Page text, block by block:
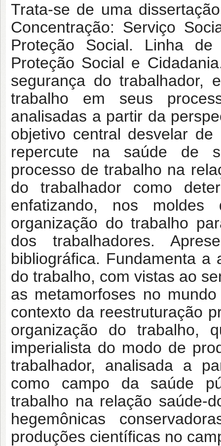
Trata-se de uma
Concentração: Serviço
Proteção Social. Linha de
Proteção Social e
segurança do trabalhador,
trabalho em seus
analisadas a partir da
objetivo central desvelar
repercute na saúde de
processo de trabalho na
do trabalhador como
enfatizando, nos
organização do trabalho
dos trabalhadores.
bibliográfica. Fundamenta a
do trabalho, com vistas ao
as metamorfoses no
contexto da reestruturação
organização do trabalho,
imperialista do modo de
trabalhador, analisada a
como campo da saúde
trabalho na relação saúde-
hegemônicas
produções científicas no